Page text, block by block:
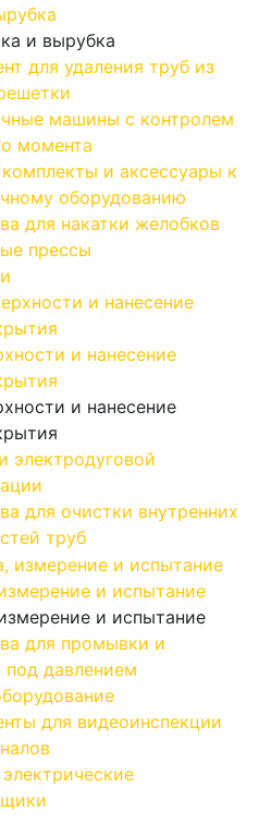
и вырубка
для удаления труб из
машины с контролем
момента
и аксессуары к
оборудованию
для накатки желобков
прессы
и нанесение
и нанесение
электродуговой
для очистки внутренних
труб
и испытание
и испытание
для промывки и
под давлением
для видеоинспекции